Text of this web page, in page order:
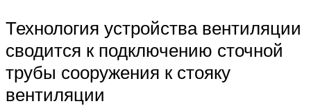
Технология устройства вентиляции
сводится к подключению сточной
трубы сооружения к стояку
вентиляции